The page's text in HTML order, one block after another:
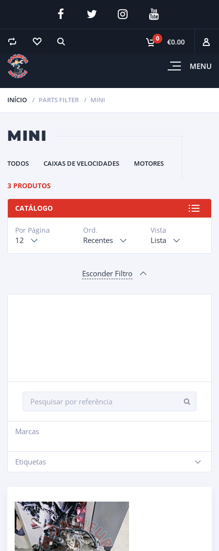
MENU
0 €0.00
INÍCIO PARTS FILTER MINI
MINI
TODOS CAIXAS DE VELOCIDADES MOTORES
3 PRODUTOS
CATÁLOGO
Vista
Lista
Ord.
Recentes
Por Página
12
Esconder Filtro
Marcas
+
Etiquetas
-